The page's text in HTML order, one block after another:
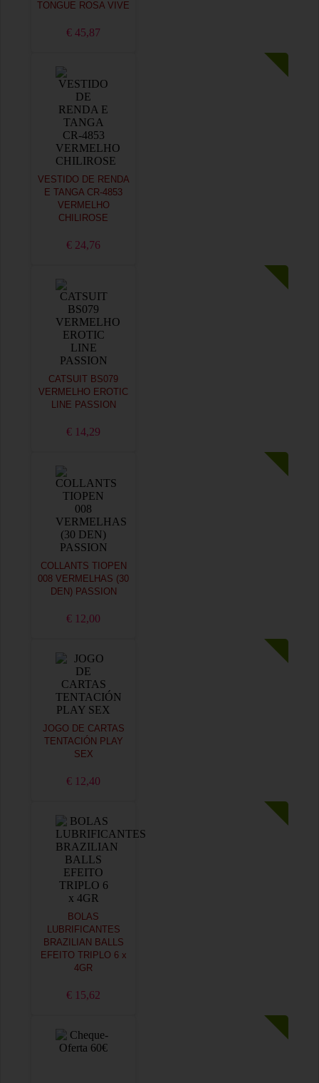
TONGUE ROSA VIVE
€ 45,87
VESTIDO DE RENDA
E TANGA CR-4853
VERMELHO
CHILIROSE
€ 24,76
CATSUIT BS079
VERMELHO EROTIC
LINE PASSION
€ 14,29
COLLANTS TIOPEN
008 VERMELHAS (30
DEN) PASSION
€ 12,00
JOGO DE CARTAS
TENTACIÓN PLAY
SEX
€ 12,40
BOLAS
LUBRIFICANTES
BRAZILIAN BALLS
EFEITO TRIPLO 6 x
4GR
€ 15,62